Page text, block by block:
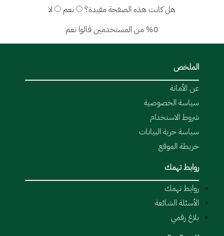
هل كانت هذه الصفحة مفيدة؟ نعم
لا
%0 من المستخدمين قالوا نعم
الملخص
عن الأمانة
سياسة الخصوصية
شروط الاستخدام
سياسة حرية البيانات
خريطة الموقع
روابط تهمك
روابط تهمك
الأسئلة الشائعة
بلاغ رقمي